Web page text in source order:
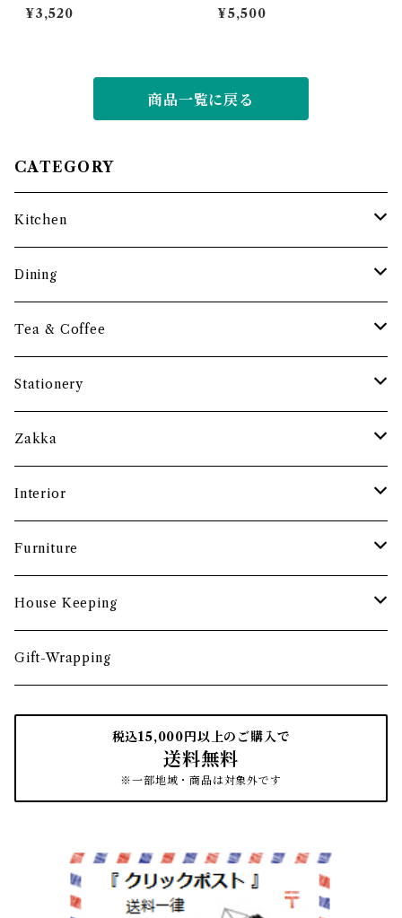
燭台セット ｜ 高澤ろうそく店
¥3,520 商店
¥5,500
商品一覧に戻る
CATEGORY
Kitchen
調理道具
保存容器・水筒
まな板
土鍋・お鍋まわり
Dining
皿・プレート
小鉢・器
グラス・タンブラー
酒器
食卓小物
カトラリー
箸・箸置き
Tea & Coffee
コーヒーアイテム
ポット
カップ・ソーサー・マグ
茶托・銘々皿
トレイ・コースター
お盆
茶筒
Stationery
ペーパーウェイト
ペントレー
ペーパーツール
文房具収納
遊印
インクパッド
Zakka
和ろうそく
ポーチ
Interior
バスケット
鏡・ミラー
フック
花器
Furniture
デスク・スツール
本棚・収納棚
House Keeping
たわし
ほうき
Gift-Wrapping
税込15,000円以上のご購入で
送料無料
※一部地域・商品は対象外です